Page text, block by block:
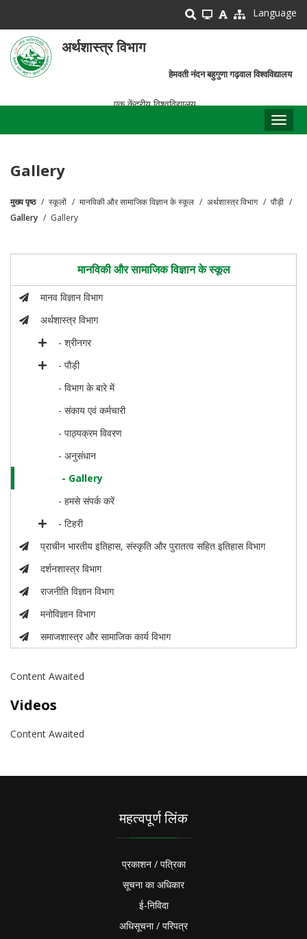
main
content
Language
अर्थशास्त्र विभाग
हेमवती नंदन बहुगुणा गढ़वाल विश्वविद्यालय
एक केंद्रीय विश्वविद्यालय
Gallery
पग
मुख्य पृष्ठ स्कूलों मानविकी और सामाजिक विज्ञान के स्कूल अर्थशास्त्र विभाग
पौड़ी
Gallery
Gallery
मानविकी और सामाजिक विज्ञान के स्कूल
मानव विज्ञान विभाग
अर्थशास्त्र विभाग
- श्रीनगर
- पौड़ी
- विभाग के बारे में
- संकाय एवं कर्मचारी
- पाठ्यक्रम विवरण
- अनुसंधान
- Gallery
- हमसे संपर्क करें
- टिहरी
प्राचीन भारतीय इतिहास, संस्कृति और पुरातत्व सहित इतिहास विभाग
दर्शनशास्त्र विभाग
राजनीति विज्ञान विभाग
मनोविज्ञान विभाग
समाजशास्त्र और सामाजिक कार्य विभाग
Content Awaited
Videos
Content Awaited
महत्वपूर्ण लिंक
प्रकाशन / पत्रिका
सूचना का अधिकार
ई-निविदा
अधिसूचना / परिपत्र